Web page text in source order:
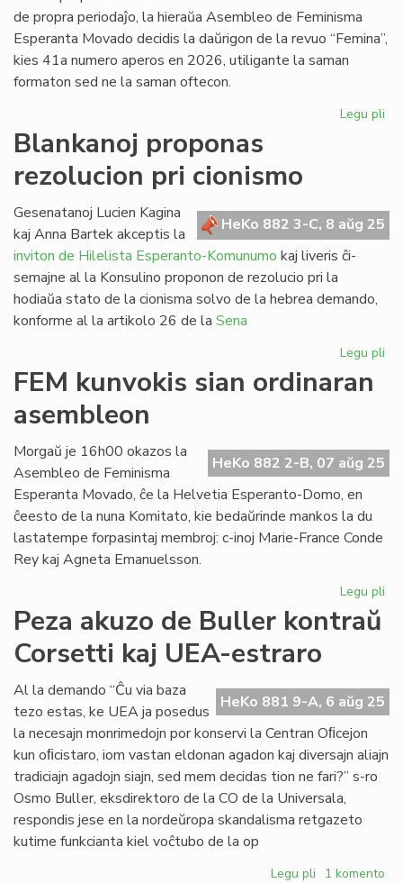
de propra periodaĵo, la hieraŭa Asembleo de Feminisma
Esperanta Movado decidis la daŭrigon de la revuo “Femina”,
kies 41a numero aperos en 2026, utiligante la saman
formaton sed ne la saman oftecon.
Legu pli
Blankanoj proponas
rezolucion pri cionismo
HeKo 882 3-C, 8 aŭg 25
Gesenatanoj Lucien Kagina
kaj Anna Bartek akceptis la
inviton de Hilelista Esperanto-Komunumo kaj liveris ĉi-
semajne al la Konsulino proponon de rezolucio pri la
hodiaŭa stato de la cionisma solvo de la hebrea demando,
konforme al la artikolo 26 de la Sena
Legu pli
FEM kunvokis sian ordinaran
asembleon
HeKo 882 2-B, 07 aŭg 25
Morgaŭ je 16h00 okazos la
Asembleo de Feminisma
Esperanta Movado, ĉe la Helvetia Esperanto-Domo, en
ĉeesto de la nuna Komitato, kie bedaŭrinde mankos la du
lastatempe forpasintaj membroj: c-inoj Marie-France Conde
Rey kaj Agneta Emanuelsson.
Legu pli
Peza akuzo de Buller kontraŭ
Corsetti kaj UEA-estraro
HeKo 881 9-A, 6 aŭg 25
Al la demando “Ĉu via baza
tezo estas, ke UEA ja posedus
la necesajn monrimedojn por konservi la Centran Oﬁcejon
kun oﬁcistaro, iom vastan eldonan agadon kaj diversajn aliajn
tradiciajn agadojn siajn, sed mem decidas tion ne fari?” s-ro
Osmo Buller, eksdirektoro de la CO de la Universala,
respondis jese en la nordeŭropa skandalisma retgazeto
kutime funkcianta kiel voĉtubo de la op
Legu pli pri1 komento